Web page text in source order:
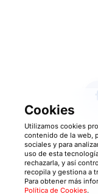
©2026
Utilizamos cookies
contenido de la web,
sociales y para
uso de esta
rechazarla, y así
recopila y gestiona a
Para obtener más
Política de Cookies.